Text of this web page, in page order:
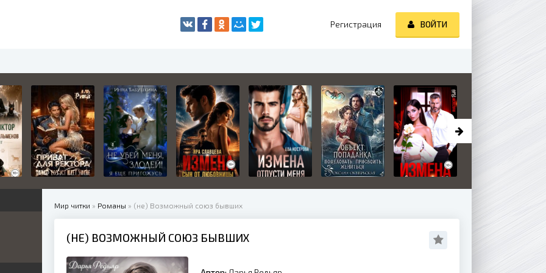
Мир читки » Романы » (не) Возможный союз бывших
(НЕ) ВОЗМОЖНЫЙ СОЮЗ БЫВШИХ
Регистрация ВОЙТИ